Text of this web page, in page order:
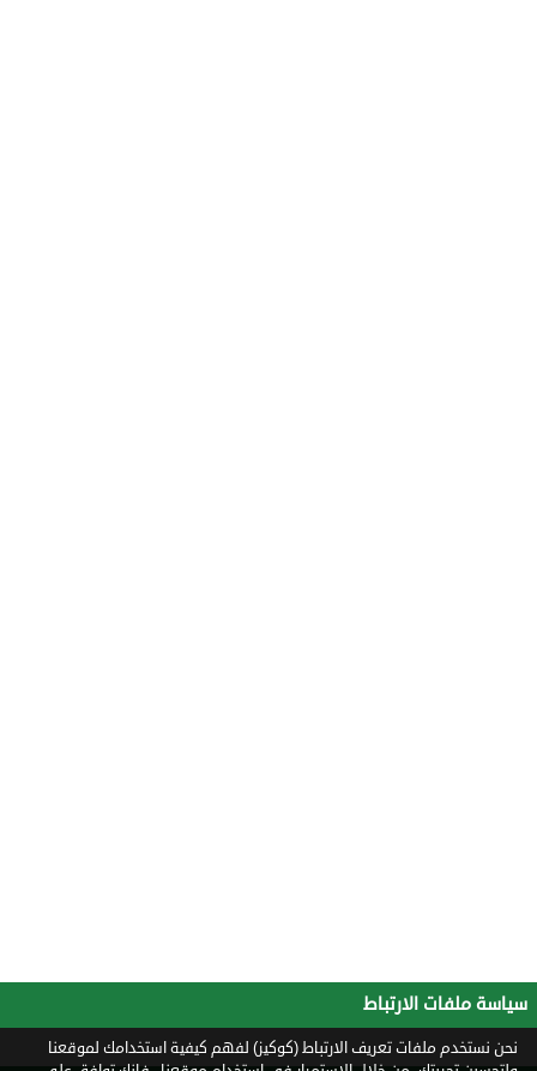
سياسة ملفات الارتباط
نحن نستخدم ملفات تعريف الارتباط (كوكيز) لفهم كيفية استخدامك لموقعنا